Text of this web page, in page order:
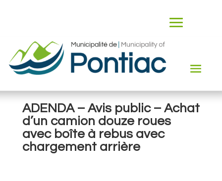
ADENDA – Avis public – Achat
d’un camion douze roues
avec boîte à rebus avec
chargement arrière